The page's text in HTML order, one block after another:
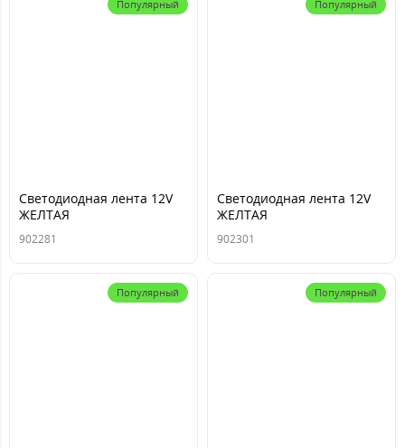
Популярный
Светодиодная лента 12V
ЖЕЛТАЯ
SMD5050(30шт/1м) IP20
черн осн (в бобине: 5М)
902281
Популярный
Светодиодная лента 12V
ЖЕЛТАЯ
SMD5050(30шт/1м) IP65
влагост. черн осн (в
902301
Популярный Популярный